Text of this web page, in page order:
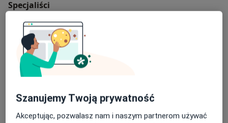
Specjaliści
Pediatra
3 opinie
Szanujemy Twoją prywatność
Akceptując, pozwalasz nam i naszym partnerom używać